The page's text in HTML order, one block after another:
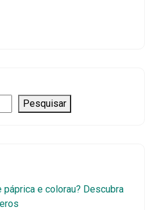
Pesquisar
páprica e colorau? Descubra